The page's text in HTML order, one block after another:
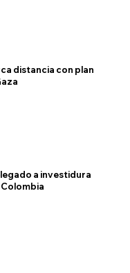
distancia con plan
a investidura